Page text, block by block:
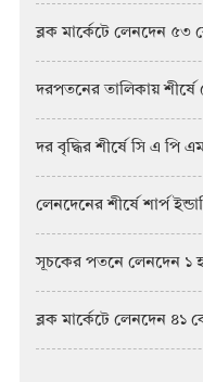
ব্লক মার্কেটে লেনদেন ৫৩
দরপতনের তালিকায় শীর্ষে
দর বৃদ্ধির শীর্ষে সি এ পি
লেনদেনের শীর্ষে শার্প
সূচকের পতনে লেনদেন ১
ব্লক মার্কেটে লেনদেন ৪১